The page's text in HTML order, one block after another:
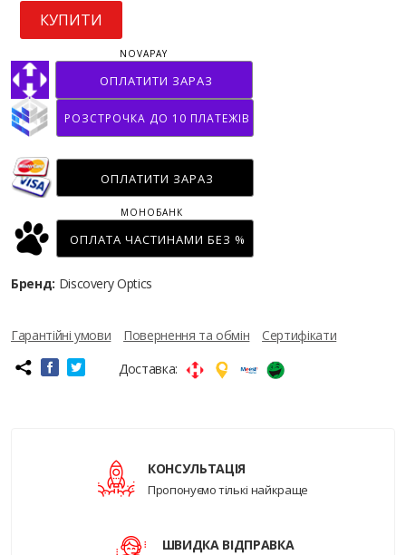
КУПИТИ
ОПЛАТИТИ ЗАРАЗ
NOVAPAY
РОЗСТРОЧКА ДО 10 ПЛАТЕЖІВ
ОПЛАТИТИ ЗАРАЗ
ОПЛАТА ЧАСТИНАМИ БЕЗ %
МОНОБАНК
Бренд: Discovery Optics
Гарантійні умови Повернення та обмін
Сертифікати
Доставка:
КОНСУЛЬТАЦІЯ
Пропонуємо тількі найкраще
ШВИДКА ВІДПРАВКА